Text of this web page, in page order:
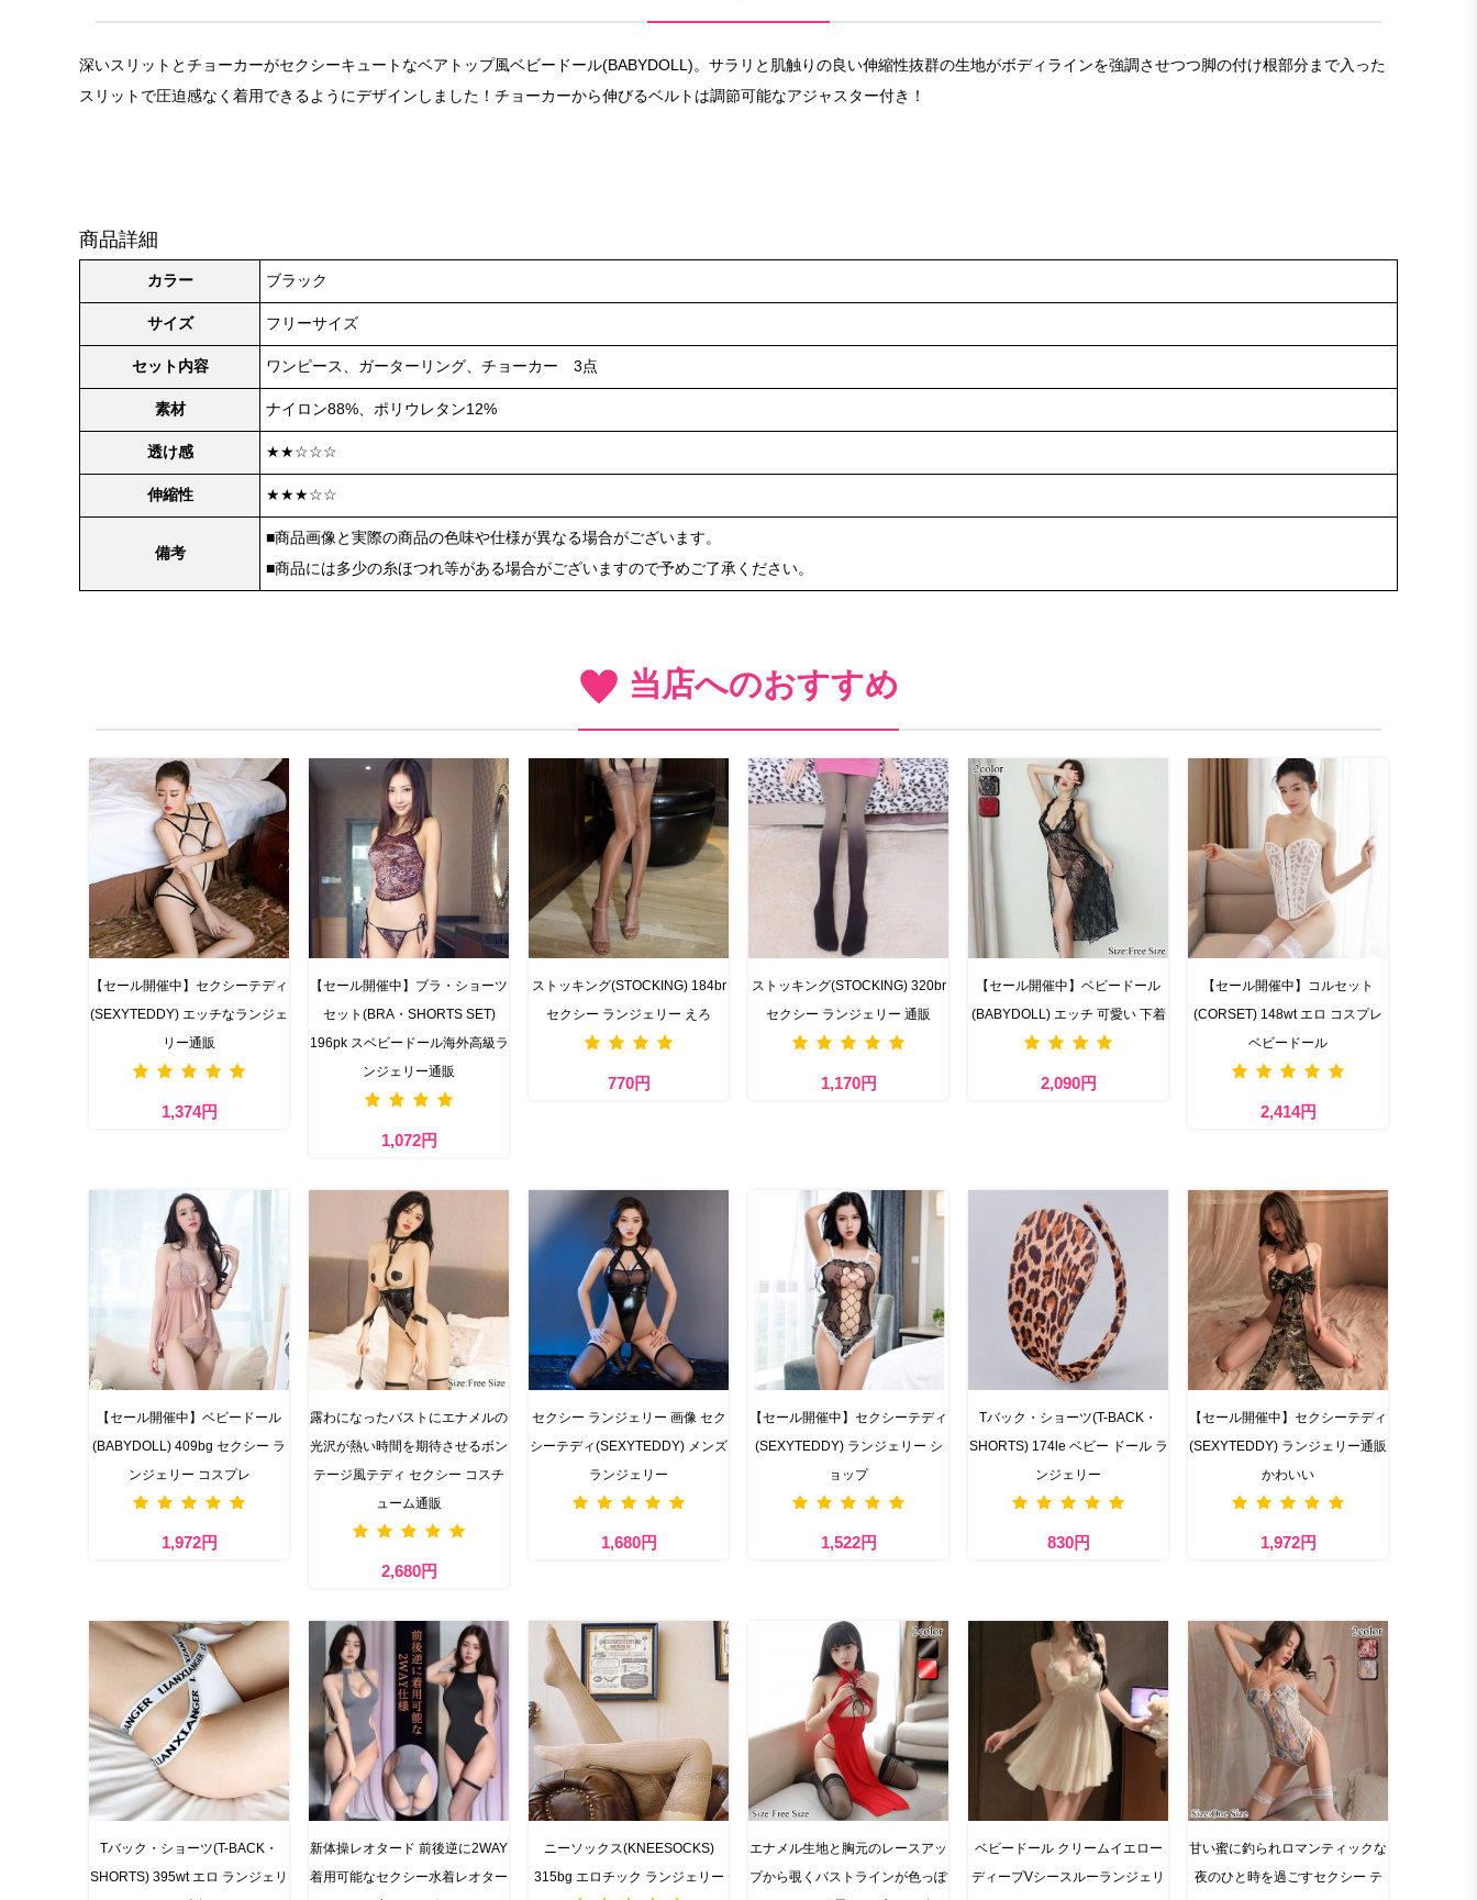
深いスリットとチョーカーがセクシーキュートなベアトップ風ベビードール(BABYDOLL)。サラリと肌触りの良い伸縮性抜群の生地がボディラインを強調させつつ脚の付け根部分まで入った
スリットで圧迫感なく着用できるようにデザインしました！チョーカーから伸びるベルトは調節可能なアジャスター付き！
商品詳細
カラー ブラック
サイズ フリーサイズ
セット内容 ワンピース、ガーターリング、チョーカー 3点
素材 ナイロン88%、ポリウレタン12%
透け感 ★★☆☆☆
伸縮性 ★★★☆☆
備考
■商品画像と実際の商品の色味や仕様が異なる場合がございます。
■商品には多少の糸ほつれ等がある場合がございますので予めご了承ください。
当店へのおすすめ
【セール開催中】セクシーテディ
(SEXYTEDDY) エッチなランジェ
リー通販
1,374円
【セール開催中】ブラ・ショーツ
セット(BRA・SHORTS SET)
196pk スベビードール海外高級ラ
ンジェリー通販
1,072円
ストッキング(STOCKING) 184br
セクシー ランジェリー えろ
770円
ストッキング(STOCKING) 320br
セクシー ランジェリー 通販
1,170円
【セール開催中】ベビードール
(BABYDOLL) エッチ 可愛い 下着
2,090円
【セール開催中】コルセット
(CORSET) 148wt エロ コスプレ
ベビードール
2,414円
【セール開催中】ベビードール
(BABYDOLL) 409bg セクシー ラ
ンジェリー コスプレ
1,972円
露わになったバストにエナメルの
光沢が熱い時間を期待させるボン
テージ風テディ セクシー コスチ
ューム通販
2,680円
セクシー ランジェリー 画像 セク
シーテディ(SEXYTEDDY) メンズ
ランジェリー
1,680円
【セール開催中】セクシーテディ
(SEXYTEDDY) ランジェリー シ
ョップ
1,522円
Tバック・ショーツ(T-BACK・
SHORTS) 174le ベビー ドール ラ
ンジェリー
830円
【セール開催中】セクシーテディ
(SEXYTEDDY) ランジェリー通販
かわいい
1,972円
Tバック・ショーツ(T-BACK・
SHORTS) 395wt エロ ランジェリ
新体操レオタード 前後逆に2WAY
着用可能なセクシー水着レオター
ニーソックス(KNEESOCKS)
315bg エロチック ランジェリー
エナメル生地と胸元のレースアッ
プから覗くバストラインが色っぽ
ベビードール クリームイエロー
ディープVシースルーランジェリ
甘い蜜に釣られロマンティックな
夜のひと時を過ごすセクシー テ